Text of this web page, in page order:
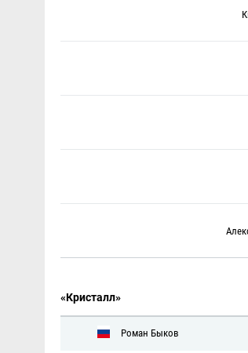
«Кристалл»
Роман Быков